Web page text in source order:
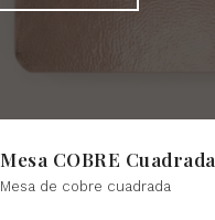
Mesa COBRE Cuadrada
Mesa de cobre cuadrada